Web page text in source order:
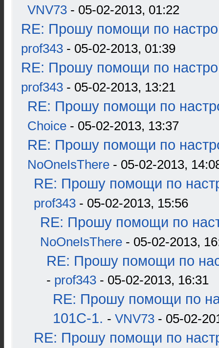
VNV73 - 05-02-2013, 01:22
RE: Прошу помощи по
prof343 - 05-02-2013, 01:39
RE: Прошу помощи по
prof343 - 05-02-2013, 13:21
RE: Прошу помощи по
Choice - 05-02-2013, 13:37
RE: Прошу помощи по
NoOneIsThere - 05-02-2013,
RE: Прошу помощи по
prof343 - 05-02-2013, 15:56
RE: Прошу помощи по
NoOneIsThere - 05-02-2013,
RE: Прошу помощи по
- prof343 - 05-02-2013, 16:31
RE: Прошу помощи по
101С-1. - VNV73 - 05-02-
RE: Прошу помощи по